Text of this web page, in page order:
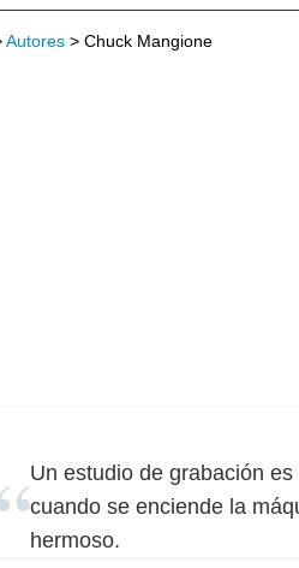
Autores > Chuck Mangione
Un estudio de grabación
cuando se enciende la
hermoso.